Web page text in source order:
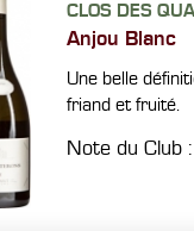
CLOS DES
Anjou Blanc
Une belle
friand et fruité.
Note du Club